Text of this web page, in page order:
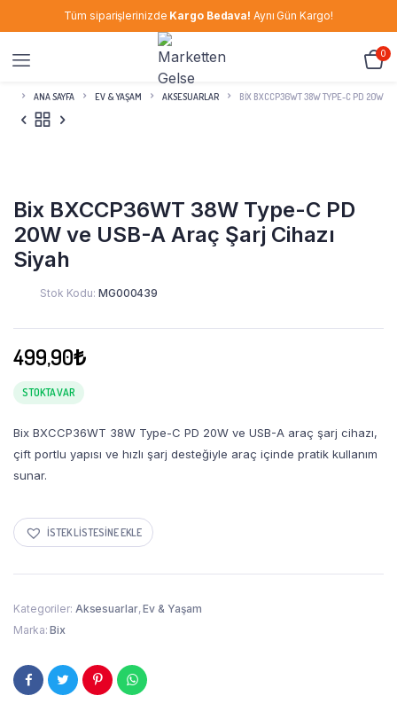
Tüm siparişlerinizde Kargo Bedava! Aynı Gün Kargo!
0
ANA SAYFA EV & YAŞAM AKSESUARLAR BIX BXCCP36WT 38W TYPE-C PD 20W
Bix BXCCP36WT 38W Type-C PD
20W ve USB-A Araç Şarj Cihazı
Siyah
Stok Kodu: MG000439
499,90₺
STOKTA VAR
Bix BXCCP36WT 38W Type-C PD 20W ve USB-A araç şarj cihazı,
çift portlu yapısı ve hızlı şarj desteğiyle araç içinde pratik kullanım
sunar.
İSTEK LISTESINE EKLE
Kategoriler: Aksesuarlar,Ev & Yaşam
Marka:Bix